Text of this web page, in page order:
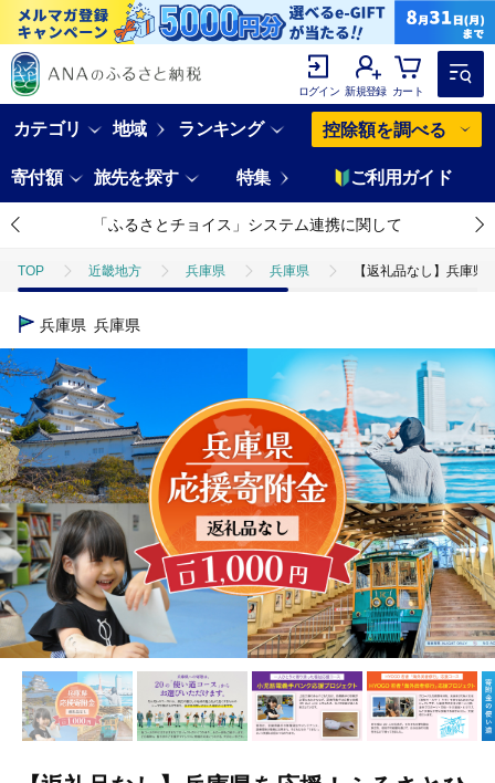
ログイン 新規登録 カート
カテゴリ 地域 ランキング 控除額を調べる
寄付額 旅先を探す 特集 ご利用ガイド
「ふるさとチョイス」システム連携に関して
TOP 近畿地方 兵庫県 兵庫県 【返礼品なし】兵庫
兵庫県 兵庫県